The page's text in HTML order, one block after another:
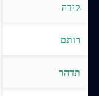
קידה
רותם
תדהר